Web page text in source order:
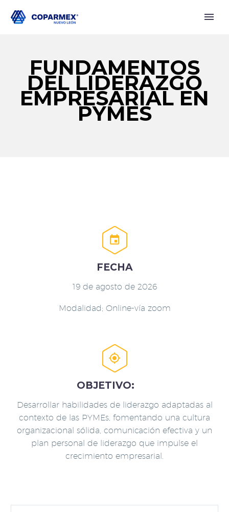
FUNDAMENTOS
DEL LIDERAZGO
EMPRESARIAL EN
PYMES


FECHA
19 de agosto de 2026
Modalidad; Online-vía zoom


OBJETIVO:
Desarrollar habilidades de liderazgo adaptadas al
contexto de las PYMEs, fomentando una cultura
organizacional sólida, comunicación efectiva y un
plan personal de liderazgo que impulse el
crecimiento empresarial.